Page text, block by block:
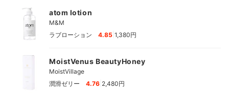
atom lotion
M&M
ラブローション
4.85 1,380円
MoistVenus BeautyHoney
MoistVillage
潤滑ゼリー
4.76 2,480円